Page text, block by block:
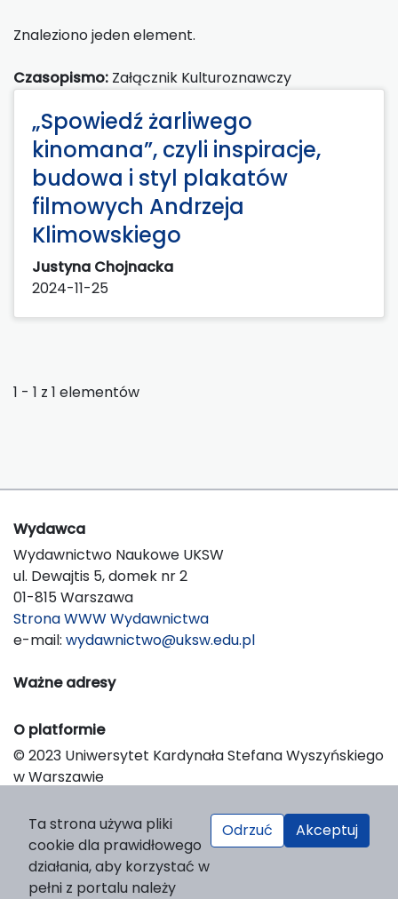
Znaleziono jeden element.
Czasopismo: Załącznik Kulturoznawczy
„Spowiedź żarliwego
kinomana”, czyli inspiracje,
budowa i styl plakatów
filmowych Andrzeja
Klimowskiego
Justyna Chojnacka
2024-11-25
1 - 1 z 1 elementów
Wydawca
Wydawnictwo Naukowe UKSW
ul. Dewajtis 5, domek nr 2
01-815 Warszawa
Strona WWW Wydawnictwa
e-mail: wydawnictwo@uksw.edu.pl
Ważne adresy
O platformie
© 2023 Uniwersytet Kardynała Stefana Wyszyńskiego
w Warszawie
Platform & Workflow by OJS/PKP
Ta strona używa pliki
cookie dla prawidłowego
działania, aby korzystać w
pełni z portalu należy
Odrzuć Akceptuj